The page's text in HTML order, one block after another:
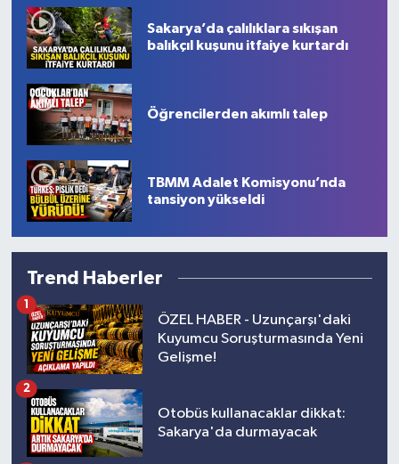
Sakarya’da çalılıklara sıkışan
balıkçıl kuşunu itfaiye kurtardı
Öğrencilerden akımlı talep
TBMM Adalet Komisyonu’nda
tansiyon yükseldi
Trend Haberler
ÖZEL HABER - Uzunçarşı'daki
Kuyumcu Soruşturmasında Yeni
Gelişme!
1
Otobüs kullanacaklar dikkat:
Sakarya'da durmayacak
2